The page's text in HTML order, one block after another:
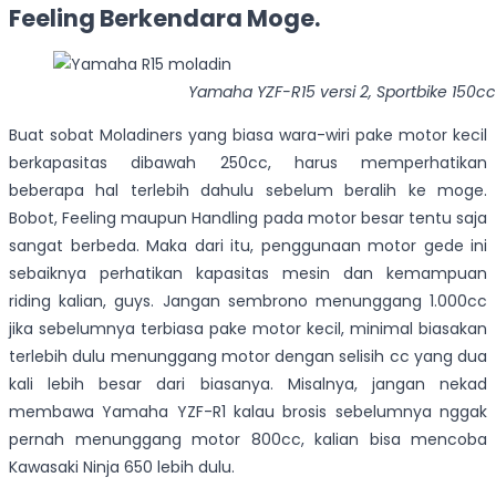
Feeling Berkendara Moge.
Yamaha YZF-R15 versi 2, Sportbike
Buat sobat Moladiners yang biasa wara-wiri pake motor kecil
berkapasitas dibawah 250cc, harus memperhatikan
beberapa hal terlebih dahulu sebelum beralih ke moge.
Bobot, Feeling maupun Handling pada motor besar tentu saja
sangat berbeda. Maka dari itu, penggunaan motor gede ini
sebaiknya perhatikan kapasitas mesin dan kemampuan
riding kalian, guys. Jangan sembrono menunggang 1.000cc
jika sebelumnya terbiasa pake motor kecil, minimal biasakan
terlebih dulu menunggang motor dengan selisih cc yang dua
kali lebih besar dari biasanya. Misalnya, jangan nekad
membawa Yamaha YZF-R1 kalau brosis sebelumnya nggak
pernah menunggang motor 800cc, kalian bisa mencoba
Kawasaki Ninja 650 lebih dulu.